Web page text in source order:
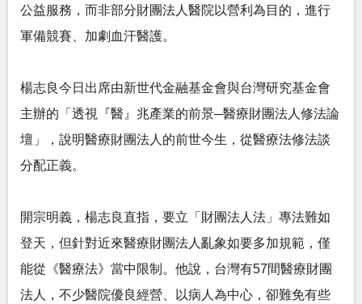
公益服務，而非部分財團法人醫院以營利為目的，進行
軍備競賽、加劇血汗醫護。
楊志良今日出席由新世代金融基金會與台灣研究基金會
主辦的「透視『醫』兆產業的前景─醫療財團法人修法論
壇」，說明醫療財團法人的前世今生，從醫療法修法談
分配正義。
開宗明義，楊志良直指，要立「財團法人法」專法難如
登天，但針對近來醫療財團法人亂象如要多加規範，僅
能從《醫療法》當中限制。他說，台灣有57間醫療財團
法人，不少醫院優良經營、以病人為中心，卻難免有些